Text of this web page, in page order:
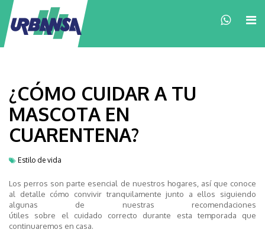
¿CÓMO CUIDAR A TU
MASCOTA EN
CUARENTENA?
Estilo de vida
Los perros son parte esencial de nuestros hogares , así que conoce
al detalle cómo convivir tranquilamente junto a ellos siguiendo
algunas de nuestras recomendaciones
útiles sobre el cuidado correcto durante esta temporada que
continuaremos en casa.